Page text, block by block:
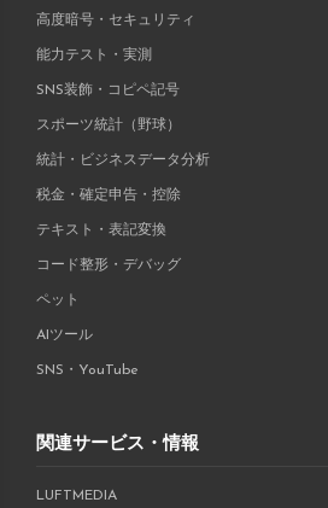
高度暗号・セキュリティ
能力テスト・実測
SNS装飾・コピペ記号
スポーツ統計（野球）
統計・ビジネスデータ分析
税金・確定申告・控除
テキスト・表記変換
コード整形・デバッグ
ペット
AIツール
SNS・YouTube
関連サービス・情報
LUFTMEDIA